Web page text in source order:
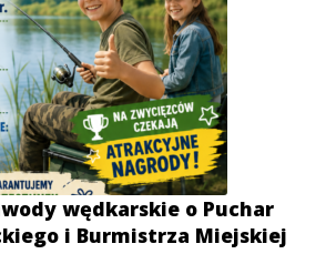
wędkarskie o Puchar
i Burmistrza Miejskiej